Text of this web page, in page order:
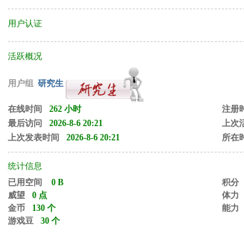
用户认证
活跃概况
用户组 研究生
在线时间 262 小时 注册
最后访问
2026-8-6 20:21 上次
上次发表时间
2026-8-6 20:21 所在
统计信息
已用空间
0 B 积分
威望
0 点 体力
金币
130 个 能力
游戏豆
30 个